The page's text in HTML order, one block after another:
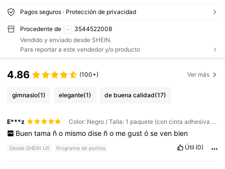
Pagos seguros · Protección de privacidad
Procedente de
3544522008
Vendido y enviado desde SHEIN.
Para reportar a este vendedor y/o producto
4.86 (100+) Ver más
gimnasio(1) elegante(1) de buena calidad(17)
E***z Color: Negro / Talla: 1 paquete (con cinta adhesiva fuerte)
Buen tama ñ o mismo dise ñ o me gust ó se ven bien
Desde SHEIN US Programa de puntos Útil (0)